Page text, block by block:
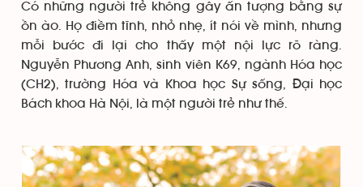
Có những người trẻ không gây ấn tượng bằng sự
ồn ào. Họ điềm tĩnh, nhỏ nhẹ, ít nói về mình, nhưng
mỗi bước đi lại cho thấy một nội lực rõ ràng.
Nguyễn Phương Anh, sinh viên K69, ngành Hóa học
(CH2), trường Hóa và Khoa học Sự sống, Đại học
Bách khoa Hà Nội, là một người trẻ như thế.